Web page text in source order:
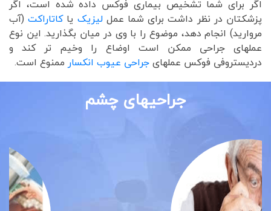
اگر برای شما تشخیص بیماری فوکس داده شده است، اگر
پزشکتان در نظر داشت برای شما عمللیزیک یا کاتاراکت(آب
مروارید) انجام دهد، موضوع را با وی در میان بگذارید. این نوع
عملهای جراحی ممکن است اوضاع را وخیم تر کند و
دردیستروفی فوکس عملهایجراحی عیوب انکسار ممنوع است.
جراحیهای چشم